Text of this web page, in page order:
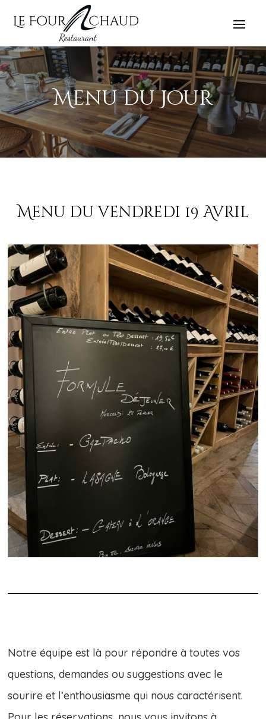
Menu du Jour
Menu du vendredi 19 Avril
Notre équipe est là pour répondre à toutes vos
questions, demandes ou suggestions avec le
sourire et l’enthousiasme qui nous caractérisent.